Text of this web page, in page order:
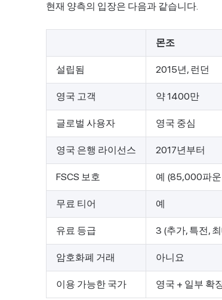
현재 양측의 입장은 다음과 같습니다.
몬조
설립됨 2015년, 런던
영국 고객 약 1400만
글로벌 사용자 영국 중심
영국 은행 라이선스 2017년부터
FSCS 보호 예 (85,000파
무료 티어 예
유료 등급 3 (추가, 특전,
암호화폐 거래 아니요
이용 가능한 국가 영국 + 일부 확